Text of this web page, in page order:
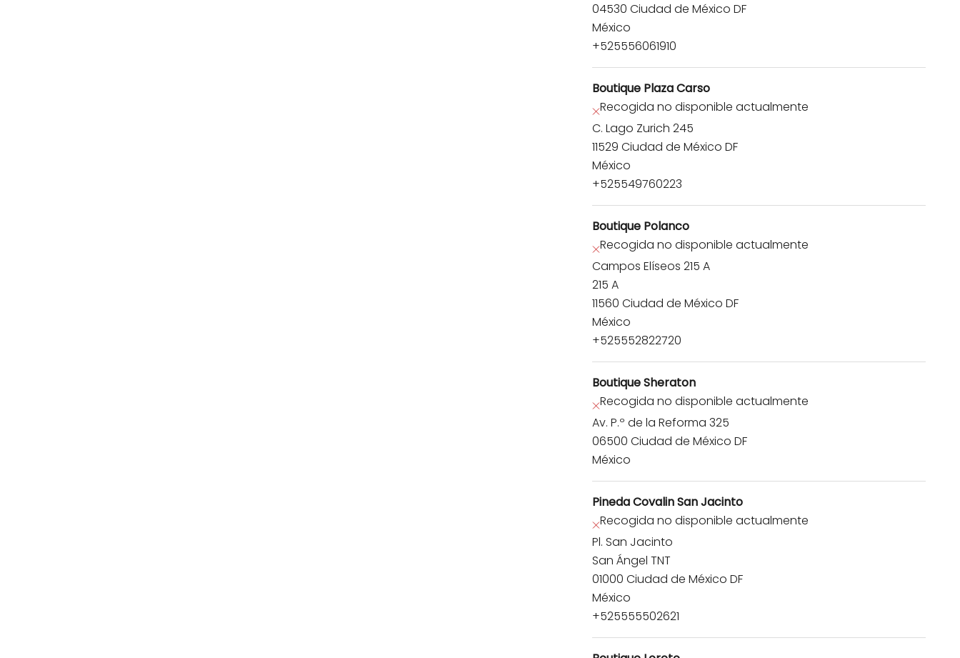
04530 Ciudad de México DF
México
+525556061910
Boutique Plaza Carso
Recogida no disponible actualmente
C. Lago Zurich 245
11529 Ciudad de México DF
México
+525549760223
Boutique Polanco
Recogida no disponible actualmente
Campos Elíseos 215 A
215 A
11560 Ciudad de México DF
México
+525552822720
Boutique Sheraton
Recogida no disponible actualmente
Av. P.º de la Reforma 325
06500 Ciudad de México DF
México
Pineda Covalin San Jacinto
Recogida no disponible actualmente
Pl. San Jacinto
San Ángel TNT
01000 Ciudad de México DF
México
+525555502621